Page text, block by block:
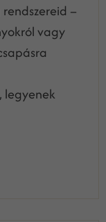
–
vagy
legyenek